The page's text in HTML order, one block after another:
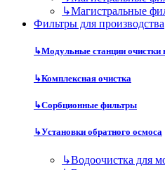
↳Магистральные
Фильтры для производства
↳Модульные станции очистки
↳Комплексная очистка
↳Сорбционные фильтры
↳Установки обратного осмоса
↳Водоочистка для